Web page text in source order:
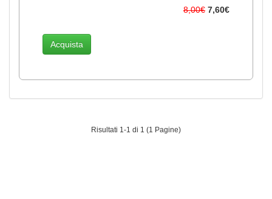
8,00€ 7,60€
Acquista
Risultati 1-1 di 1 (1 Pagine)